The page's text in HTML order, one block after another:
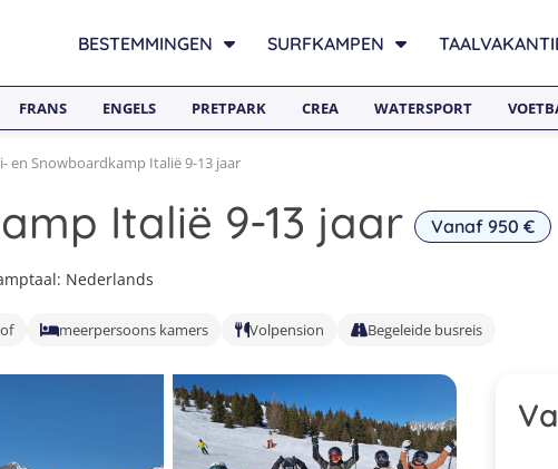
BESTEMMINGEN SURFKAMPEN
FRANS ENGELS PRETPARK CREA WATERSPORT
en Snowboardkamp Italië 9-13 jaar
Italië 9-13 jaar Vanaf 950 €
Nederlands
meerpersoons kamers Volpension Begeleide busreis